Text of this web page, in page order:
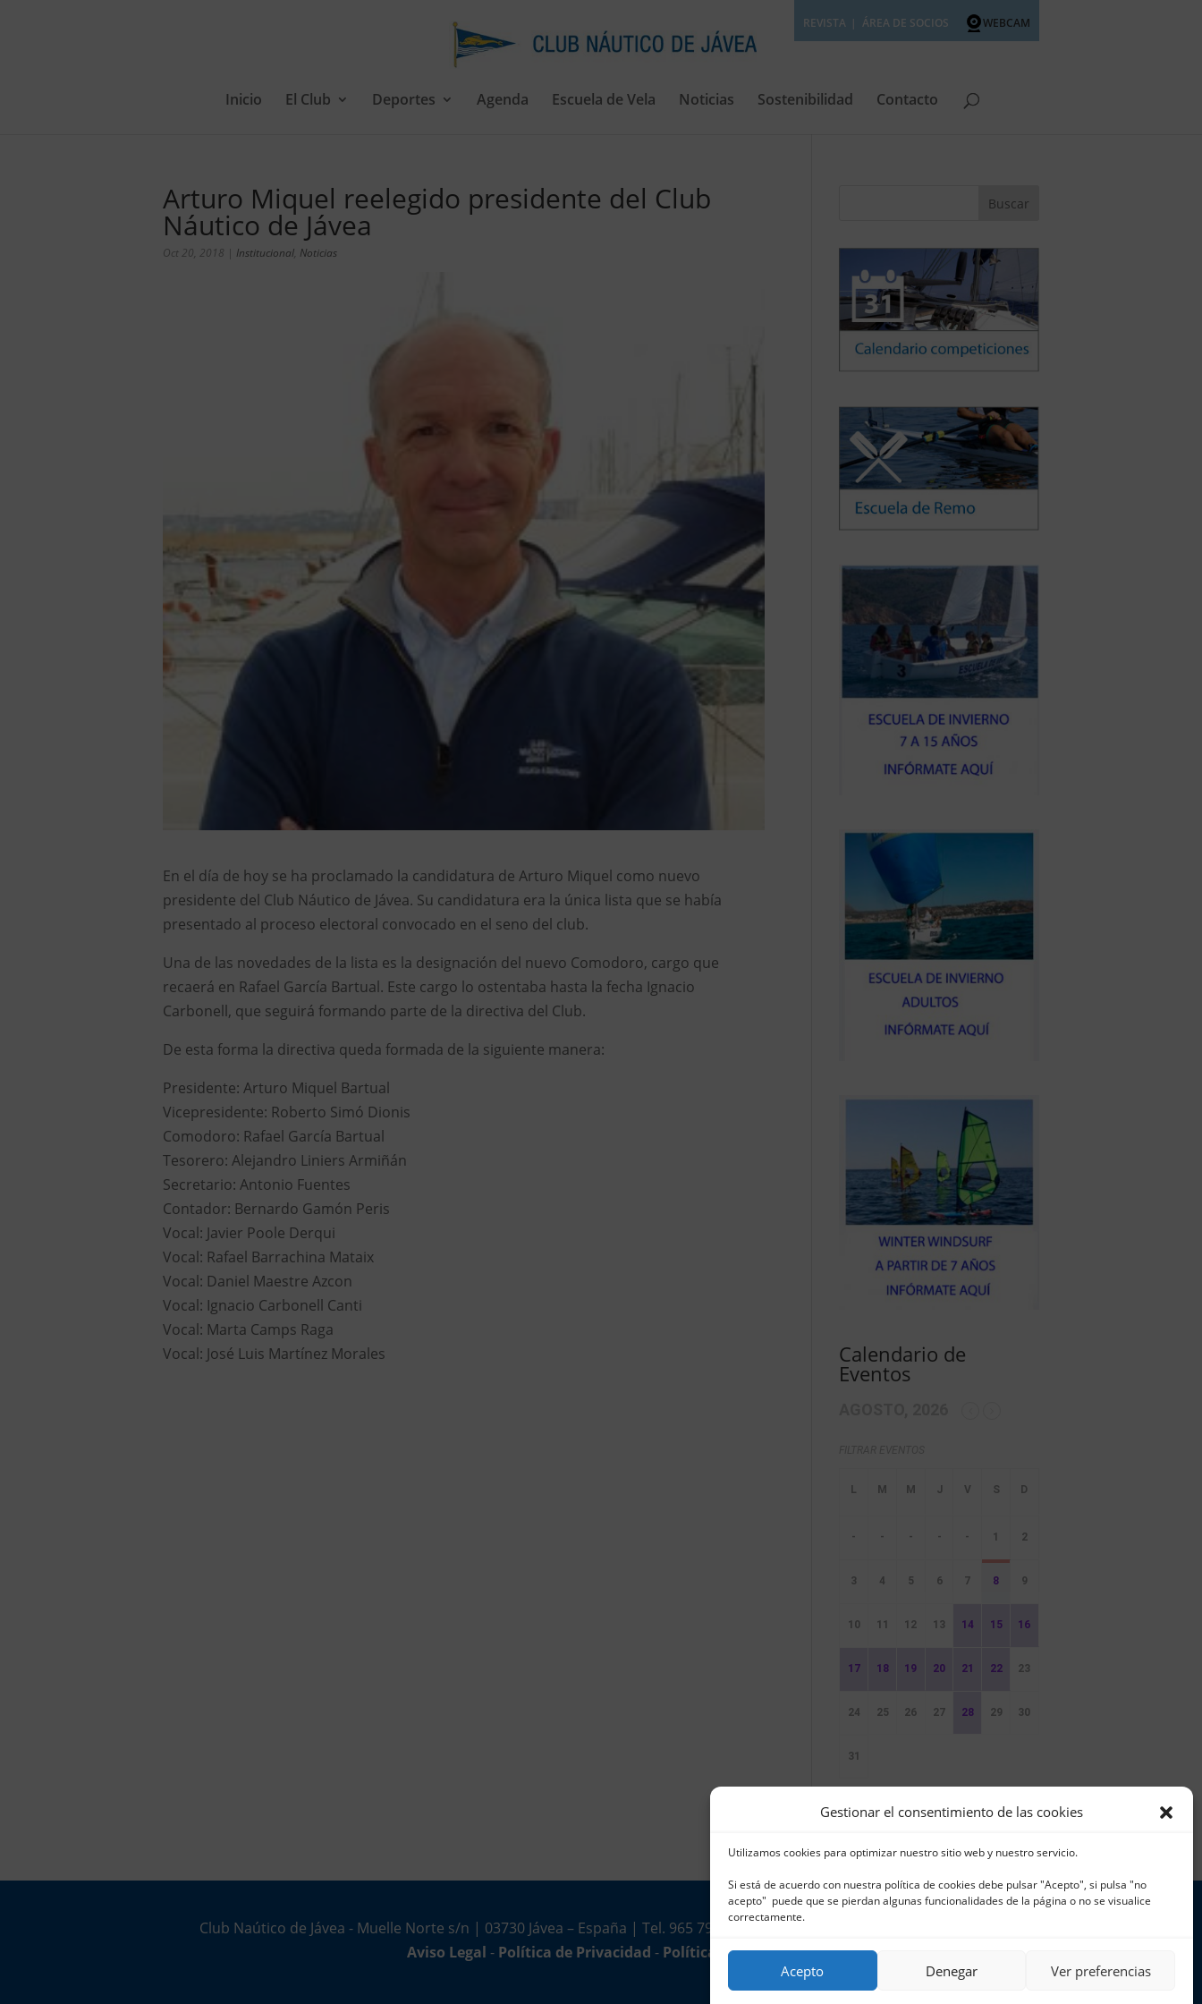
Gestionar el consentimiento de las cookies
Utilizamos cookies para optimizar nuestro sitio web y nuestro servicio.
Si está de acuerdo con nuestra política de cookies debe pulsar "Acepto", si pulsa "no
acepto" puede que se pierdan algunas funcionalidades de la página o no se visualice
correctamente.
Acepto Denegar Ver preferencias
REVISTA ÁREA DE SOCIOS WEBCAM
Inicio El Club Deportes Agenda Escuela de Vela Noticias Sostenibilidad Contacto
Arturo Miquel reelegido presidente del Club
Náutico de Jávea
Oct 20, 2018 | Institucional Noticias
En el día de hoy se ha proclamado la candidatura de Arturo Miquel como nuevo
presidente del Club Náutico de Jávea. Su candidatura era la única lista que se había
presentado al proceso electoral convocado en el seno del club.
Una de las novedades de la lista es la designación del nuevo Comodoro, cargo que
recaerá en Rafael García Bartual. Este cargo lo ostentaba hasta la fecha Ignacio
Carbonell, que seguirá formando parte de la directiva del Club.
De esta forma la directiva queda formada de la siguiente manera:
Presidente: Arturo Miquel Bartual
Vicepresidente: Roberto Simó Dionis
Comodoro: Rafael García Bartual
Tesorero: Alejandro Liniers Armiñán
Secretario: Antonio Fuentes
Contador: Bernardo Gamón Peris
Vocal: Javier Poole Derqui
Vocal: Rafael Barrachina Mataix
Vocal: Daniel Maestre Azcon
Vocal: Ignacio Carbonell Canti
Vocal: Marta Camps Raga
Vocal: José Luis Martínez Morales
Calendario de
Eventos
- - - - - 1 2
3 4 5 6 7 8 9
10 11 12 13 14 15 16
17 18 19 20 21 22 23
24 25 26 27 28 29 30
31
Sin Eventos
Club Naútico de Jávea - Muelle Norte s/n | 03730 Jávea – España | Tel. 965 791 025 | Fax. 965 796 008 | info@cnjavea.net
Aviso Legal -Política de Privacidad - Política de Cookies